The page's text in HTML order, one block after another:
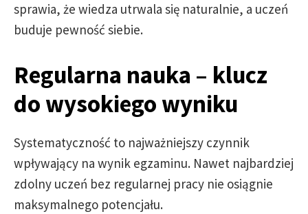
sprawia, że wiedza utrwala się naturalnie, a uczeń
buduje pewność siebie.
Regularna nauka – klucz
do wysokiego wyniku
Systematyczność to najważniejszy czynnik
wpływający na wynik egzaminu. Nawet najbardziej
zdolny uczeń bez regularnej pracy nie osiągnie
maksymalnego potencjału.